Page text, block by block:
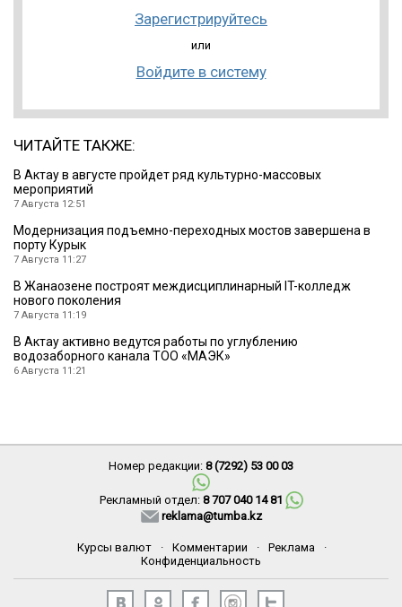
Зарегистрируйтесь
или
Войдите в систему
ЧИТАЙТЕ ТАКЖЕ:
В Актау в августе пройдет ряд культурно-массовых
мероприятий
7 Августа 12:51
Модернизация подъемно-переходных мостов завершена в
порту Курык
7 Августа 11:27
В Жанаозене построят междисциплинарный IT-колледж
нового поколения
7 Августа 11:19
В Актау активно ведутся работы по углублению
водозаборного канала ТОО «МАЭК»
6 Августа 11:21
Номер редакции: 8 (7292) 53 00 03
Рекламный отдел: 8 707 040 14 81
reklama@tumba.kz
Курсы валют · Комментарии · Реклама
·
Конфиденциальность